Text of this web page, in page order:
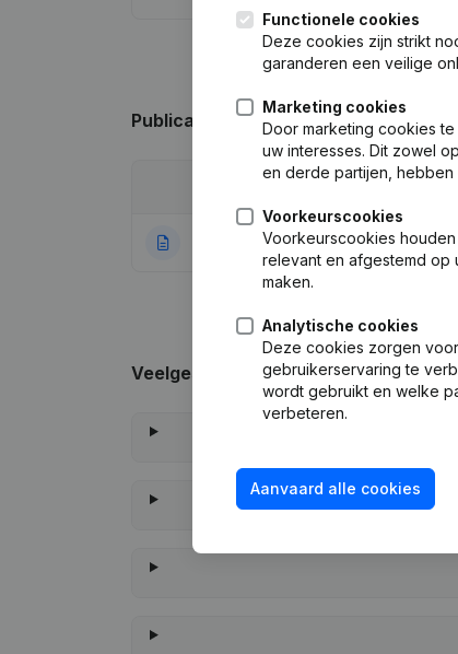
Publicaties van Prolama
Publicatie
23-02-2023 Rubriek
Veelgestelde vragen
Functionele cookies
Deze cookies zijn strikt
garanderen een veilige
Marketing cookies
Door marketing cookies
uw interesses. Dit zowel
en derde partijen,
Voorkeurscookies
Voorkeurscookies
relevant en afgestemd op
maken.
Analytische cookies
Deze cookies zorgen
gebruikerservaring te
wordt gebruikt en welke
verbeteren.
Aanvaard alle cookies